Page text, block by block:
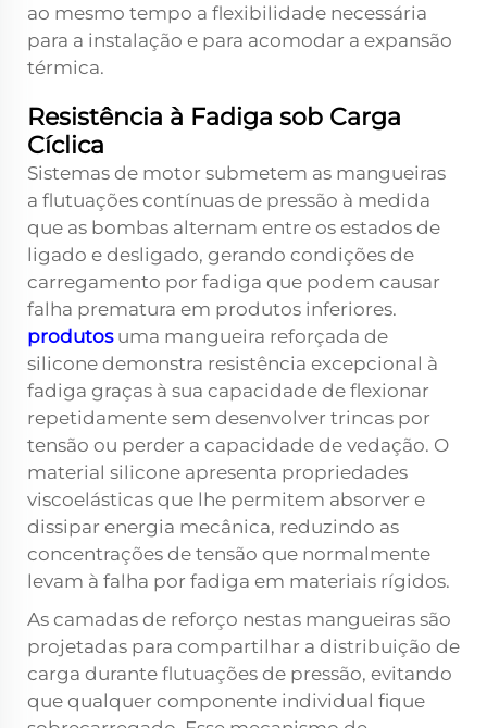
ao mesmo tempo a flexibilidade necessária
para a instalação e para acomodar a expansão
térmica.
Resistência à Fadiga sob Carga
Cíclica
Sistemas de motor submetem as mangueiras
a flutuações contínuas de pressão à medida
que as bombas alternam entre os estados de
ligado e desligado, gerando condições de
carregamento por fadiga que podem causar
falha prematura em produtos inferiores.
produtos uma mangueira reforçada de
silicone demonstra resistência excepcional à
fadiga graças à sua capacidade de flexionar
repetidamente sem desenvolver trincas por
tensão ou perder a capacidade de vedação. O
material silicone apresenta propriedades
viscoelásticas que lhe permitem absorver e
dissipar energia mecânica, reduzindo as
concentrações de tensão que normalmente
levam à falha por fadiga em materiais rígidos.
As camadas de reforço nestas mangueiras são
projetadas para compartilhar a distribuição de
carga durante flutuações de pressão, evitando
que qualquer componente individual fique